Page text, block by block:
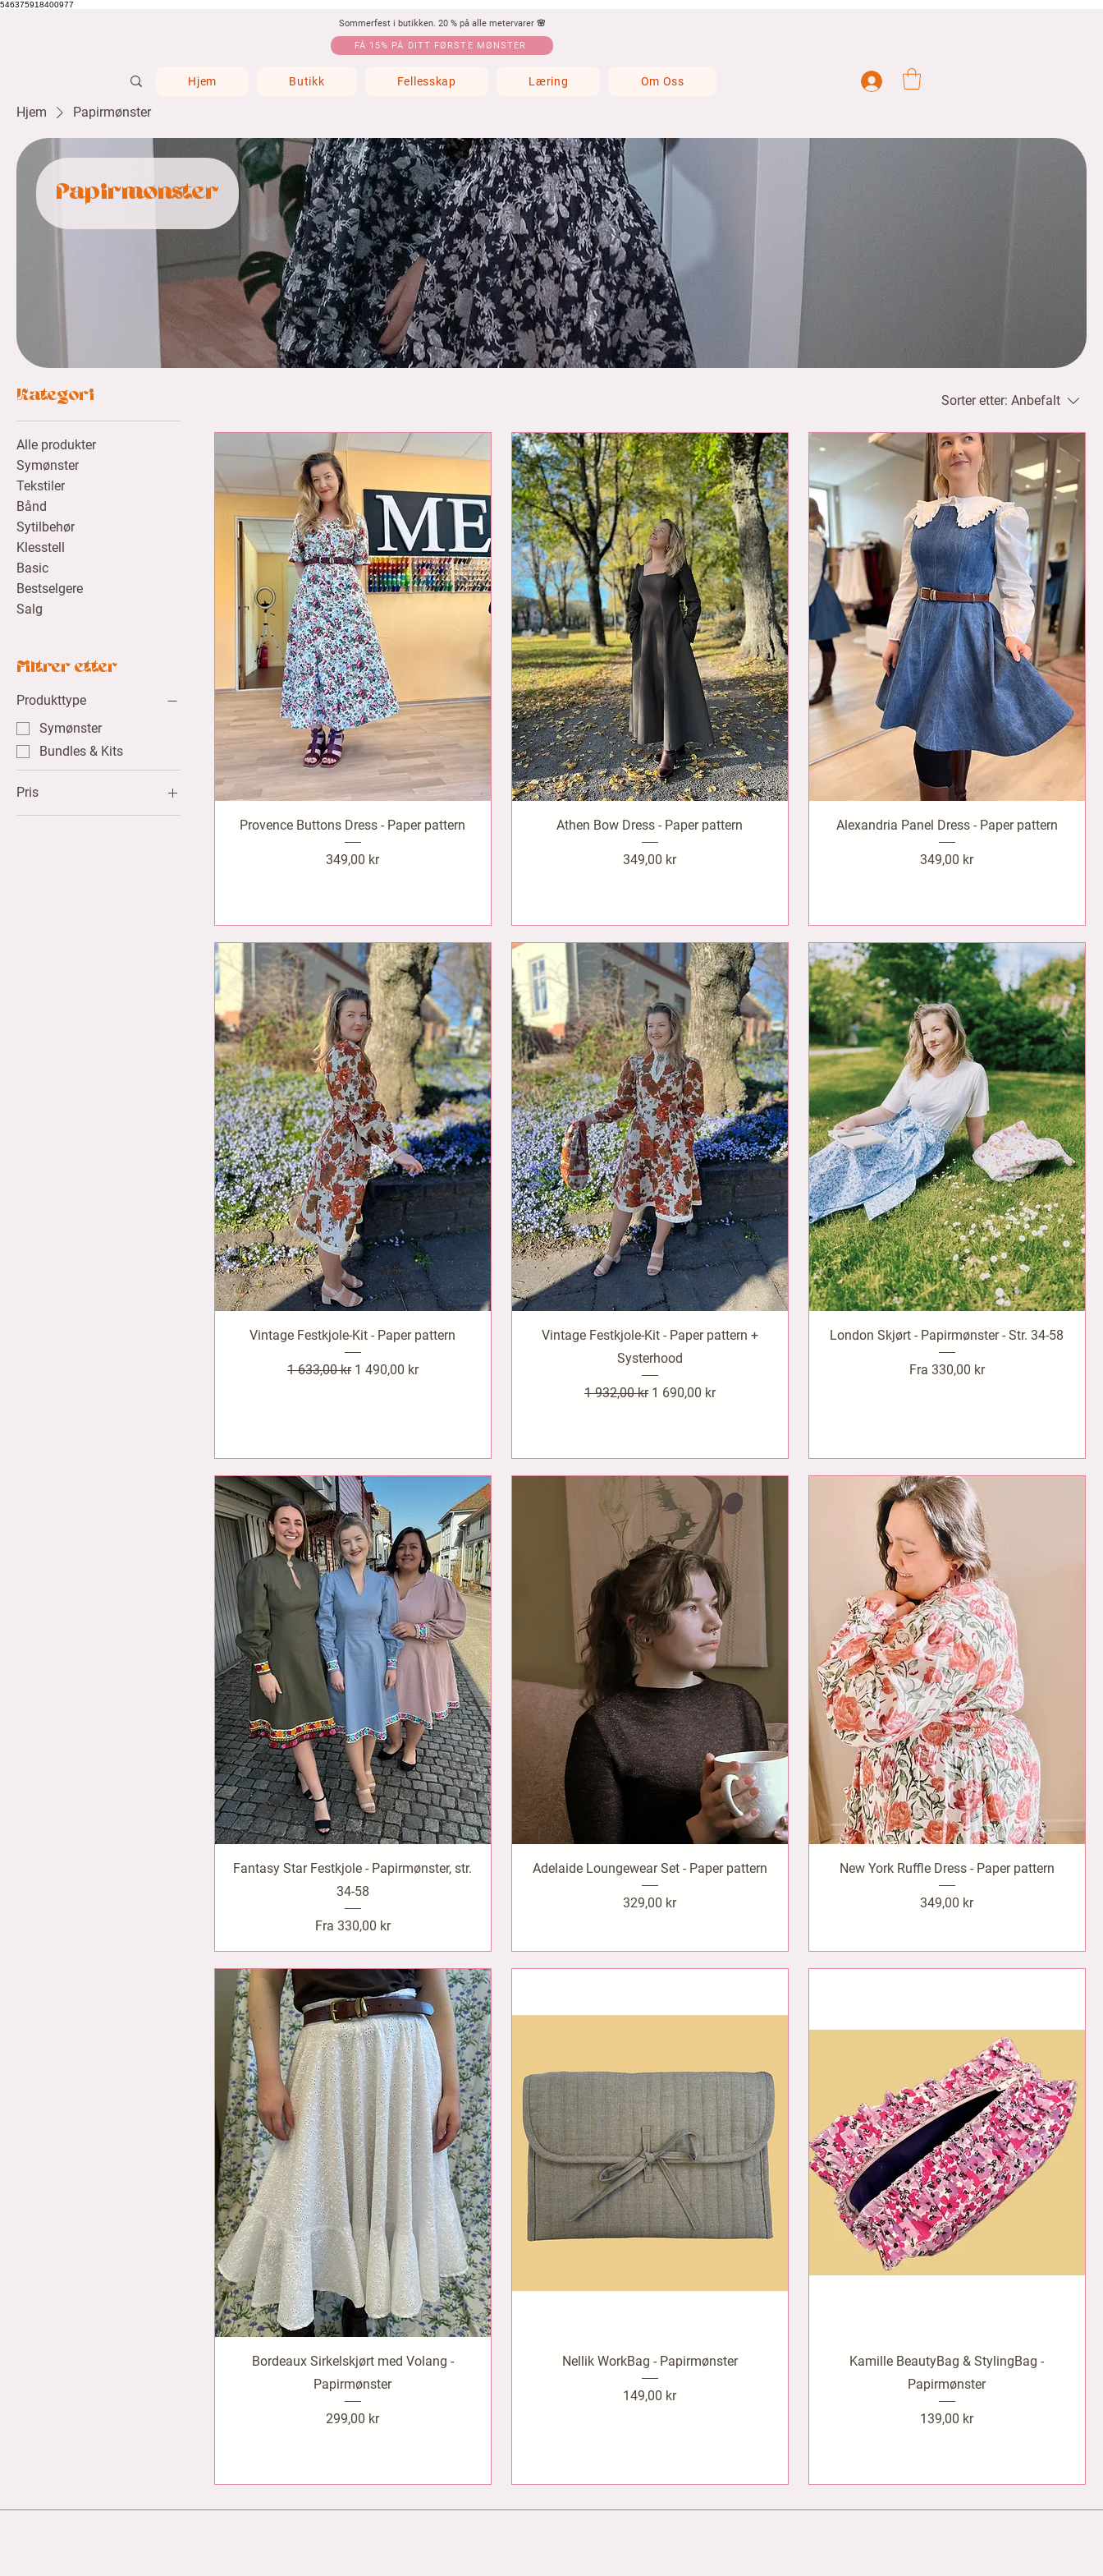
546375918400977
Sommerfest i butikken. 20 % på alle metervarer 🌸
FÅ 15% PÅ DITT FØRSTE MØNSTER
Hjem Butikk Fellesskap Læring Om Oss
Hjem Papirmønster
Papirmønster
Kategori
Alle produkter
Symønster
Tekstiler
Bånd
Sytilbehør
Klesstell
Basic
Bestselgere
Salg
Filtrer etter
Produkttype
Symønster
Bundles & Kits
Pris
Sorter etter: Anbefalt
Provence Buttons Dress - Paper pattern
Pris
349,00 kr
Athen Bow Dress - Paper pattern
Pris
349,00 kr
Alexandria Panel Dress - Paper pattern
Pris
349,00 kr
Vintage Festkjole-Kit - Paper pattern
Vanlig pris
1 633,00 kr Salgspris
1 490,00 kr
Vintage Festkjole-Kit - Paper pattern +
Systerhood
Vanlig pris
1 932,00 kr Salgspris
1 690,00 kr
London Skjørt - Papirmønster - Str. 34-58
Fra 330,00 kr
Salgspris
Fantasy Star Festkjole - Papirmønster, str.
34-58
Fra 330,00 kr
Salgspris
Adelaide Loungewear Set - Paper pattern
Pris
329,00 kr
New York Ruffle Dress - Paper pattern
Pris
349,00 kr
Bordeaux Sirkelskjørt med Volang -
Papirmønster
Pris
299,00 kr
Nellik WorkBag - Papirmønster
Pris
149,00 kr
Kamille BeautyBag & StylingBag -
Papirmønster
Pris
139,00 kr